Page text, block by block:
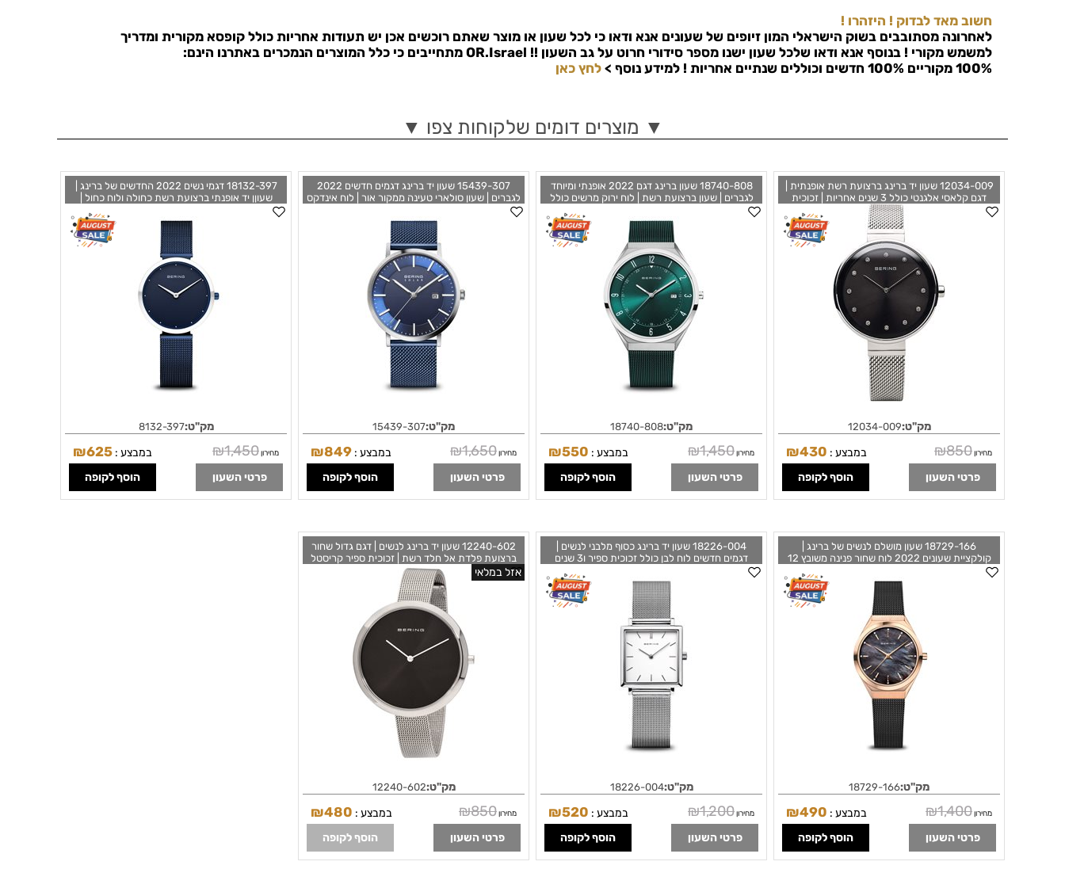
חשוב מאד לבדוק ! היזהרו !
לאחרונה מסתובבים בשוק הישראלי המון זיופים של שעונים אנא ודאו כי לכל שעון או מוצר שאתם רוכשים אכן יש תעודות אחריות כולל קופסא מקורית ומדריך
למשמש מקורי ! בנוסף אנא ודאו שלכל שעון ישנו מספר סידורי חרוט על גב השעון !! OR.Israel מתחייבים כי כלל המוצרים הנמכרים באתרנו הינם:
100% מקוריים 100% חדשים וכוללים שנתיים אחריות !
למידע נוסף > לחץ כאן
▼ מוצרים דומים שלקוחות צפו ▼
12034-009 שעון יד ברינג ברצועת רשת אופנתית |
דגם קלאסי אלגנטי כולל 3 שנים אחריות | זכוכית
Stainless Steel Quartz Watch with Textile
Strap 12034-009
מק"ט:12034-009
מחירון ₪850 במבצע : ₪430
פרטי השעון הוסף לקופה
18740-808 שעון ברינג דגם 2022 אופנתי ומיוחד
לגברים | שעון ברצועת רשת | לוח ירוק מרשים כולל
Ultra Slim | polished/brushed silver | 18740-
808 | BERING
מק"ט:18740-808
מחירון ₪1,450 במבצע : ₪550
פרטי השעון הוסף לקופה
15439-307 שעון יד ברינג דגמים חדשים 2022
לגברים | שעון סולארי טעינה ממקור אור | לוח אינדקס
אחריות | Bering Solar Men's Blue Dial Date
Watch 15439-307
מק"ט:15439-307
מחירון ₪1,650 במבצע : ₪849
פרטי השעון הוסף לקופה
18132-397 דגמי נשים 2022 החדשים של ברינג |
שעוןן יד אופנתי ברצועת רשת כחולה ולוח כחול |
32mm Classic Blue Steel Mesh Quartz Watch
18132-397
מק"ט:8132-397
מחירון ₪1,450 במבצע : ₪625
פרטי השעון הוסף לקופה
18729-166 שעון מושלם לנשים של ברינג |
קולקציית שעונים 2022 לוח שחור פנינה משובץ 12
polished/brushed rose gold | 18729-166 |
BERING
מק"ט:18729-166
מחירון ₪1,400 במבצע : ₪490
פרטי השעון הוסף לקופה
18226-004 שעון יד ברינג כסוף מלבני לנשים |
דגמים חדשים לוח לבן כולל זכוכית ספיר ו3 שנים
BERING
מק"ט:18226-004
מחירון ₪1,200 במבצע : ₪520
פרטי השעון הוסף לקופה
12240-602 שעון יד ברינג לנשים | דגם גדול שחור
ברצועת פלדת אל חלד רשת | זכוכית ספיר קריסטל
Classic Quartz Movement Black Dial Ladies
Watch 12240-602
אזל במלאי
מק"ט:12240-602
מחירון ₪850 במבצע : ₪480
פרטי השעון הוסף לקופה